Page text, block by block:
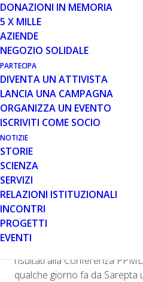
DONAZIONI IN MEMORIA
5 X MILLE
AZIENDE
NEGOZIO SOLIDALE
PARTECIPA
DIVENTA UN ATTIVISTA
LANCIA UNA CAMPAGNA
ORGANIZZA UN EVENTO
ISCRIVITI COME SOCIO
NOTIZIE
STORIE
SCIENZA
SERVIZI
RELAZIONI ISTITUZIONALI
INCONTRI
PROGETTI
EVENTI
Vi riportiamo di seguito una
e Notizie pubblicati sul nostro
riportano gli aggiornamenti
che sono stati presentati alla
PPMD.
Terapia genica per la DMD
Semaforo verde per il riavvio
Solid Biosciences
Sarepta annuncia i risultati
e le nuove collaborazioni
Ci teniamo a sottolineare che,
diffusione a fine giugno del
annunciato i primi risultati
terapia genica di fase 1/2a
risultati alla Conferenza
qualche giorno fa da Sarepta